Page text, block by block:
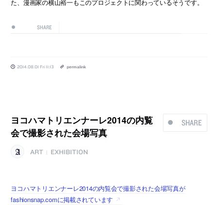
た、漫画家の横山裕一もこのプロジェクトに関わっているそうです。
SHARE
2014.08.01 Fri 11:13 permalink
SHARE
ヨコハマトリエンナーレ2014の内覧
会で撮影された会場写真
ART EXHIBITION
ヨコハマトリエンナーレ2014の内覧会で撮影された会場写真が
fashionsnap.comに掲載されています